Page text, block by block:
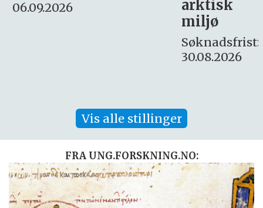
Søknadsfrist:
16. august.
Vis alle stillinger
FRA UNG.FORSKNING.NO: